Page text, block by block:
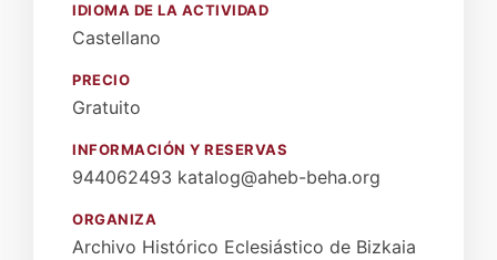
IDIOMA DE LA ACTIVIDAD
Castellano
PRECIO
Gratuito
INFORMACIÓN Y RESERVAS
944062493 katalog@aheb-beha.org
ORGANIZA
Archivo Histórico Eclesiástico de Bizkaia